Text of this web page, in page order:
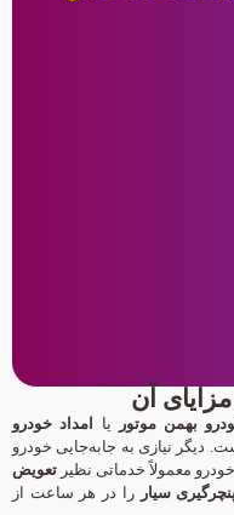
آن
بهمن موتور یا امداد خودرو
دیگر نیازی به جابه‌جایی خودرو
معمولاً خدماتی نظیر تعویض
پنچرگیری سیار را در هر ساعت از